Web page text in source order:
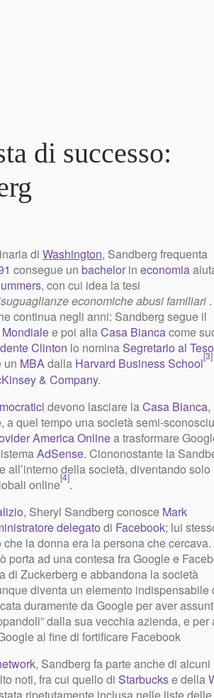
di successo:
di Washington, Sandberg frequenta
consegue un bachelor in economia
, con cui idea la tesi
economicheabusifamiliari
continua negli anni: Sandberg segue il
e poi allaCasa Biancacome
Clinton lo nominaSegretario al Teso
un MBAdalla Harvard Business School[3]
& Company.
devono lasciare la Casa Bianca,
, a quel tempo una società semi-
America Onlinea trasformare
AdSense. Ciononostante la
all’interno della società, diventando solo
online[4].
, Sheryl Sandberg conosce Mark
delegato di Facebook; lui
la donna era la persona che
porta ad una contesa fra Google e
di Zuckerberg e abbandona la società
diventa un elemento indispensabile
duramente da Google per aver
dalla sua vecchia azienda, e per
al fine di fortificare Facebook
, Sandberg fa parte anche di alcuni
noti, fra cui quello di Starbuckse della
ripetutamente inclusa nelle liste delle